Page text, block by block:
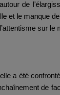
de
et le manque
sur le
a été
de